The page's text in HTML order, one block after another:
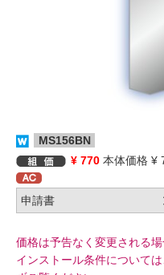
MS156BN
¥ 770 本体価格 ¥
価格は予告なく変更される場
インストール条件について